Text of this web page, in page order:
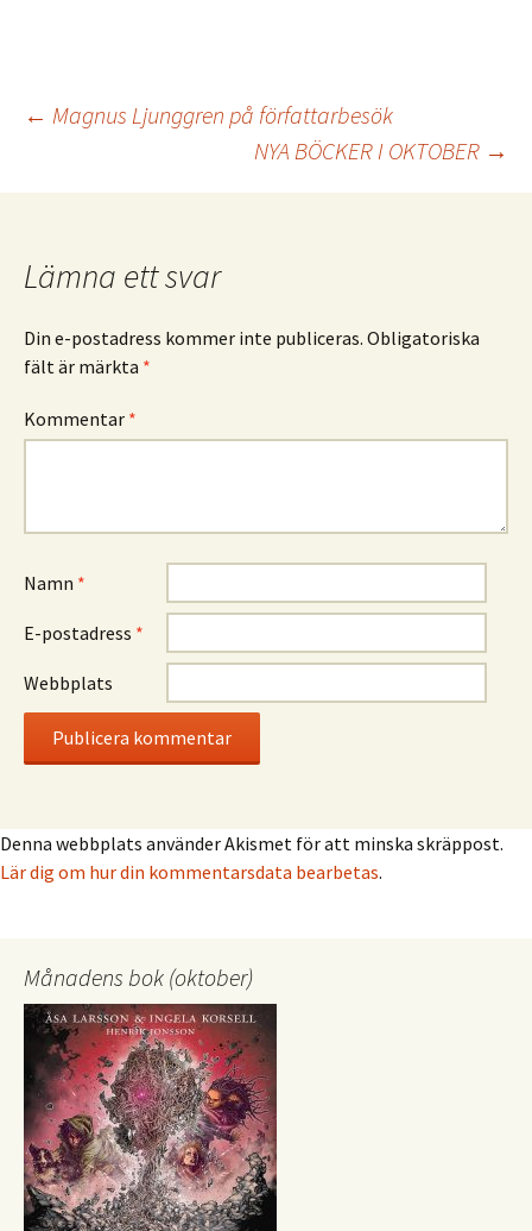
Inläggsnavigering
← Magnus Ljunggren på författarbesök
NYA BÖCKER I OKTOBER →
Lämna ett svar
Din e-postadress kommer inte publiceras. Obligatoriska
fält är märkta *
Kommentar *
Namn *
E-postadress *
Webbplats
Denna webbplats använder Akismet för att minska skräppost.
Lär dig om hur din kommentarsdata bearbetas.
Månadens bok (oktober)